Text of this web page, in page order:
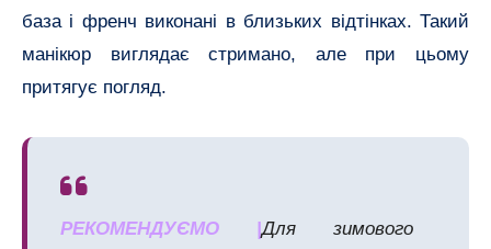
база і френч виконані в близьких відтінках. Такий
манікюр виглядає стримано, але при цьому
притягує погляд.
РЕКОМЕНДУЄМО |Для зимового